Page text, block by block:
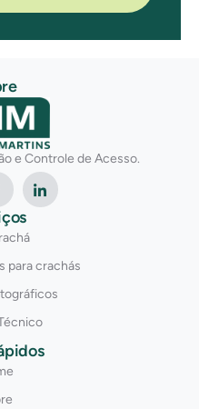
e Controle de Acesso.
para crachás